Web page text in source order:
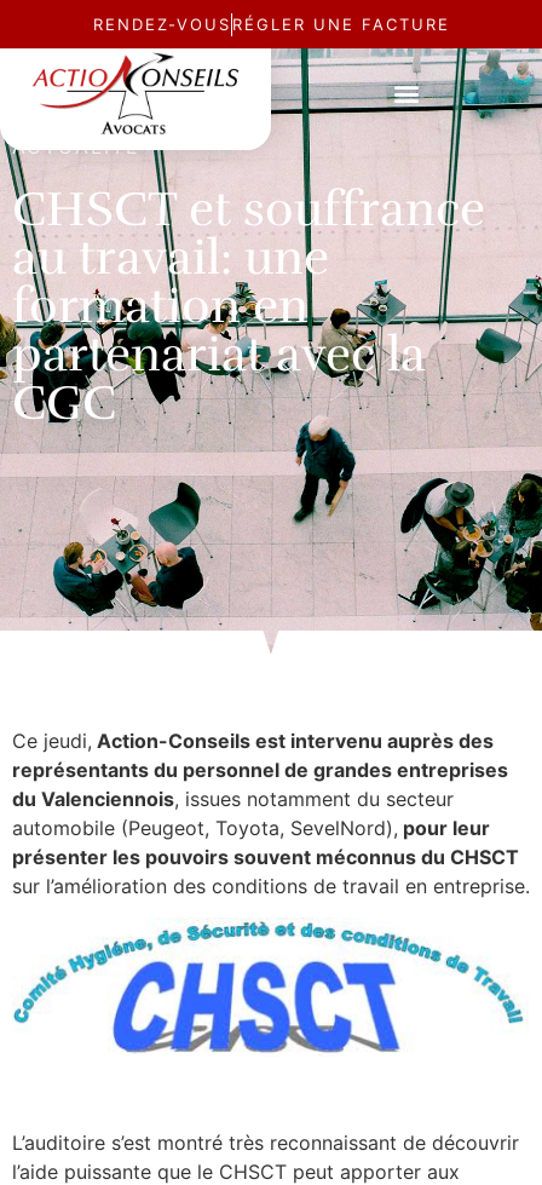
RENDEZ-VOUS RÉGLER UNE FACTURE
ACTUALITÉ
CHSCT et souffrance
au travail: une
formation en
partenariat avec la
CGC
Ce jeudi, Action-Conseils est intervenu auprès des
représentants du personnel de grandes entreprises
du Valenciennois, issues notamment du secteur
automobile (Peugeot, Toyota, SevelNord), pour leur
présenter les pouvoirs souvent méconnus du CHSCT
sur l’amélioration des conditions de travail en entreprise.
L’auditoire s’est montré très reconnaissant de découvrir
l’aide puissante que le CHSCT peut apporter aux